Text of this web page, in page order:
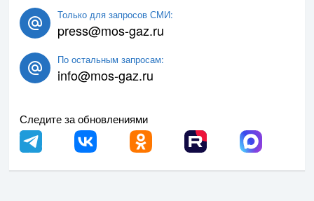
Только для запросов СМИ:
press@mos-gaz.ru
По остальным запросам:
info@mos-gaz.ru
Следите за обновлениями